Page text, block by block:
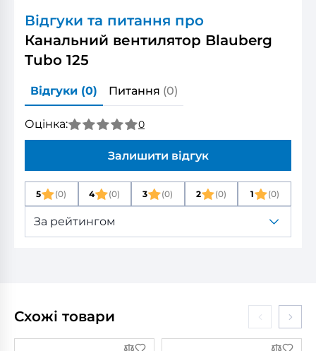
Відгуки та питання про
Канальний вентилятор Blauberg
Tubo 125
Відгуки (0) Питання (0)
Оцінка: 0
Залишити відгук
5 (0) 4 (0) 3 (0) 2 (0) 1 (0)
За рейтингом
Схожі товари